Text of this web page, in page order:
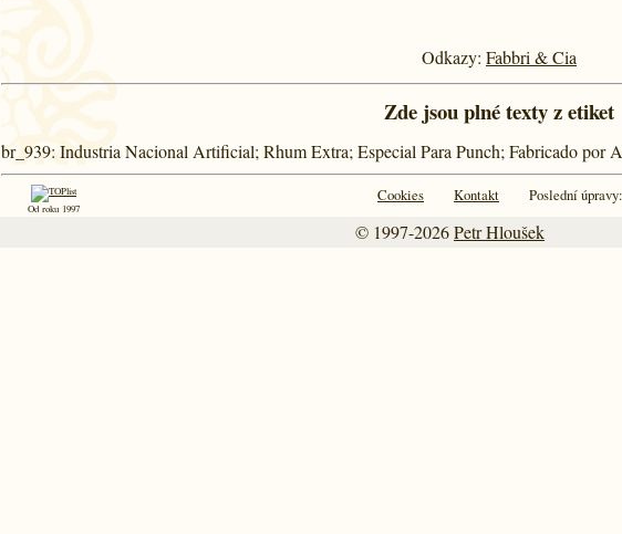
Odkazy: Fabbri & Cia
Zde jsou plné texty z etiket
br_939: Industria Nacional Artificial; Rhum Extra; Especial Para Punch; Fabricado por
Od roku 1997
Cookies Kontakt Poslední
© 1997-2026Petr Hloušek